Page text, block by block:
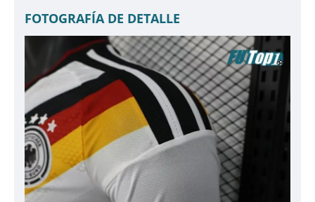
FOTOGRAFÍA DE DETALLE